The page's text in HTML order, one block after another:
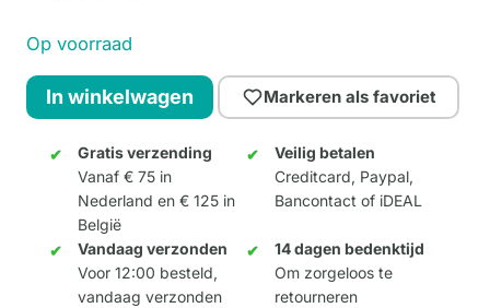
Op voorraad
Ballerina
Beauty
aantal
In winkelwagen Markeren als favoriet
Gratis verzending
Vanaf € 75 in
Nederland en € 125 in
België
Veilig betalen
Creditcard, Paypal,
Bancontact of iDEAL
Vandaag verzonden
Voor 12:00 besteld,
vandaag verzonden
14 dagen bedenktijd
Om zorgeloos te
retourneren